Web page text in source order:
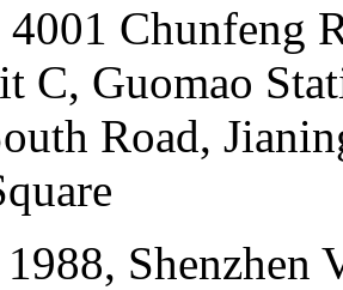
Chunfeng
C, Guomao
Road,
Shenzhen